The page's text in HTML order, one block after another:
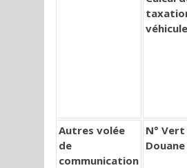
véhicule
Autres volée
de
communication
N° Vert
Douane